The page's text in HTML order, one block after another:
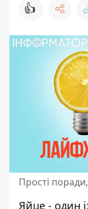
👍
Прості
Яйце - один